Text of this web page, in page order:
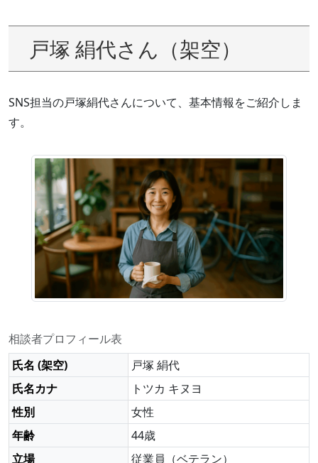
戸塚 絹代さん（架空）
SNS担当の戸塚絹代さんについて、基本情報をご紹介しま
す。
相談者プロフィール表
氏名 (架空)
戸塚 絹代
氏名カナ
トツカ キヌヨ
性別
女性
年齢
44歳
立場
従業員（ベテラン）